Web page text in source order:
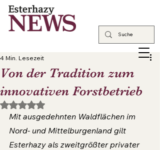
Von der Tradition zum
innovativen Forstbetrieb
4 Min. Lesezeit
Mit NaN von 5 Sternen bewertet.
Mit ausgedehnten Waldflächen im
Nord- und Mittelburgenland gilt
Esterhazy als zweitgrößter privater